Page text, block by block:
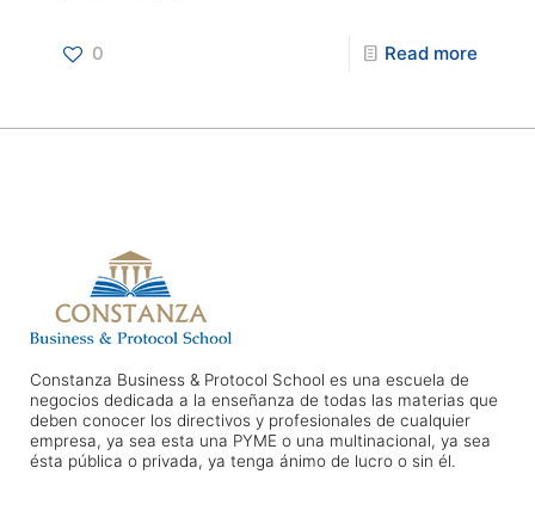
0 Read more
Constanza Business & Protocol School es una escuela de
negocios dedicada a la enseñanza de todas las materias que
deben conocer los directivos y profesionales de cualquier
empresa, ya sea esta una PYME o una multinacional, ya sea
ésta pública o privada, ya tenga ánimo de lucro o sin él.